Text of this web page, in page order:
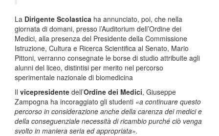
La Dirigente Scolastica ha annunciato, poi, che nella
giornata di domani, presso l’Auditorium dell’Ordine dei
Medici, alla presenza del Presidente della Commissione
Istruzione, Cultura e Ricerca Scientifica al Senato, Mario
Pittoni, verranno consegnate le borse di studio attribuite agli
alunni del liceo, distintisi per merito nel percorso
sperimentale nazionale di biomedicina
Il vicepresidente dell’Ordine dei Medici, Giuseppe
Zampogna ha incoraggiato gli studenti «a continuare questo
percorso in considerazione anche della carenza dei medici e
della conseguenziale necessità di ricambio purché ciò venga
svolto in maniera seria ed appropriata».